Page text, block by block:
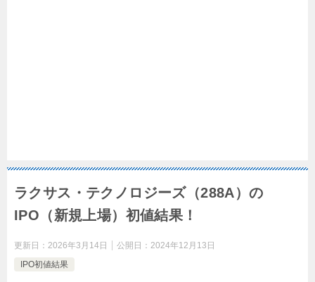
ラクサス・テクノロジーズ（288A）の
IPO（新規上場）初値結果！
更新日： 2026年3月14日 公開日： 2024年12月13日
IPO初値結果